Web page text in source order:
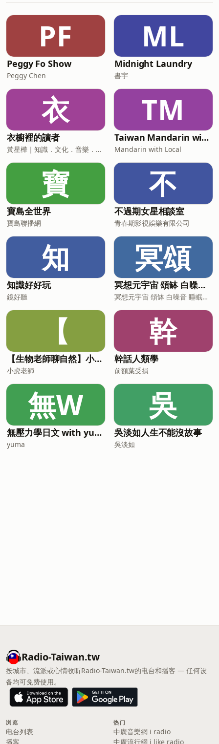
總連結：https://portaly.cc/psych.blue
信
箱:&nbsp;psych.blue.tsao@gmail.com
Powered by Firstory Hosting
PF
Peggy Fo Show
Peggy Chen
ML
Midnight Laundry
書宇
衣
衣櫥裡的讀者
黃星樺｜知識．文化．音樂．閱讀．讀書．聽書．說書
TM
Taiwan Mandarin with Local Podcast
Mandarin with Local
寶
寶島全世界
寶島聯播網
不
不過期女星相談室
青春期影視娛樂有限公司
知
知識好好玩
鏡好聽
冥頌
冥想元宇宙 頌缽 白噪音 睡眠音樂
冥想元宇宙 頌缽 白噪音 睡眠音樂
【
【生物老師聊自然】小故事，談生態
小虎老師
幹
幹話人類學
前額葉受損
無W
無壓力學日文 with yuma
yuma
吳
吳淡如人生不能沒故事
吳淡如
Radio-Taiwan.tw
按城市、流派或心情收听Radio-Taiwan.tw的电台和播客 — 任何设
备均可免费使用。
浏览
电台列表
播客
热门
中廣音樂網 i radio
中廣流行網 i like radio